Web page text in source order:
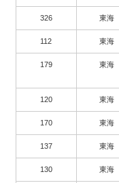
326 東海
112 東海
179 東海
120 東海
170 東海
137 東海
130 東海